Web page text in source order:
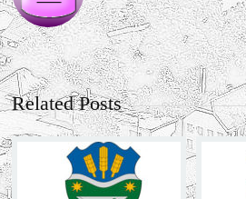
Related Posts